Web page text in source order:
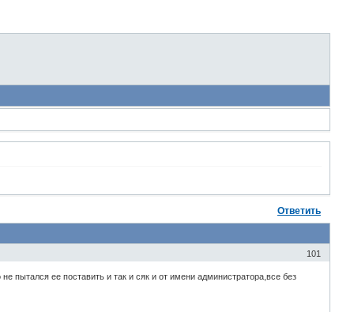
Ответить
101
пытался ее поставить и так и сяк и от имени администратора,все без